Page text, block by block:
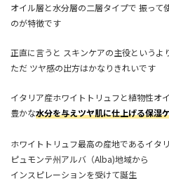
オイル層と水分層の二層タイプで 振って
のが特徴です
正直に言うと スキンケアの主役というよ
ただ ツヤ感の出方はかなりきれいです
イタリア産ホワイトトリュフと植物性オ
豊かな水分を与えツヤ肌に仕上げる保湿
ホワイトトリュフ最高の産地であるイタ
ピュモンテ州アルバ（Alba)地域から
インスピレーションを受けて誕生